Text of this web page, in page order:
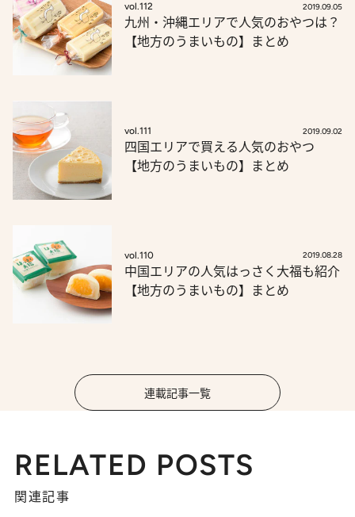
vol.112 2019.09.05
九州・沖縄エリアで人気のおやつは？
【地方のうまいもの】まとめ
vol.111 2019.09.02
四国エリアで買える人気のおやつ
【地方のうまいもの】まとめ
vol.110 2019.08.28
中国エリアの人気はっさく大福も紹介
【地方のうまいもの】まとめ
連載記事一覧
RELATED POSTS
関連記事